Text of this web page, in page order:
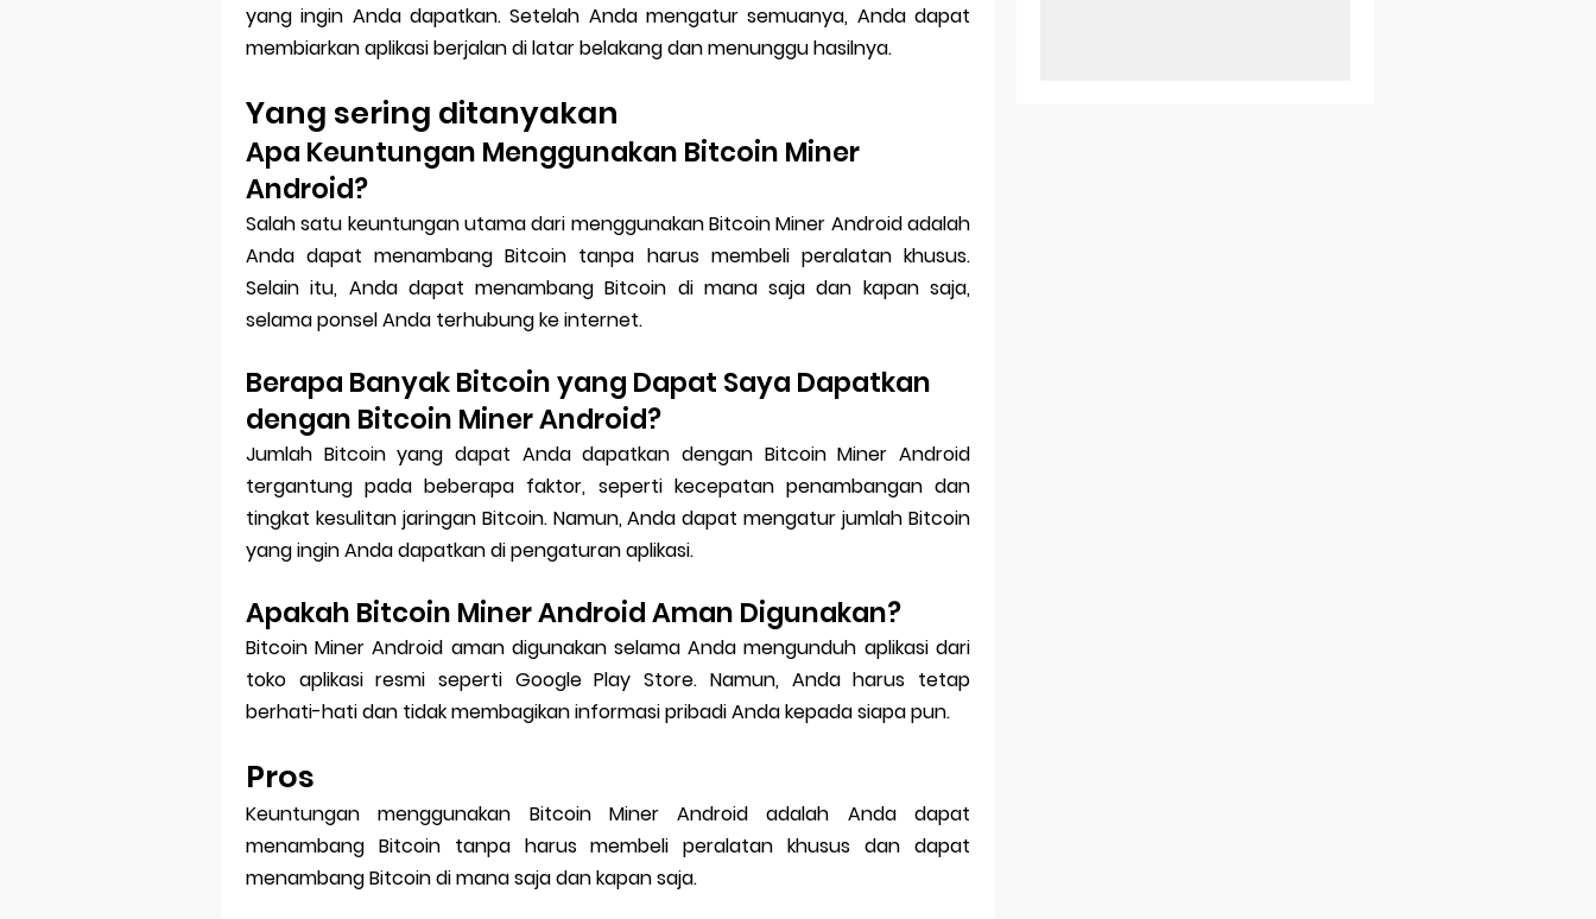
yang ingin Anda dapatkan. Setelah Anda mengatur semuanya, Anda dapat
membiarkan aplikasi berjalan di latar belakang dan menunggu hasilnya.
Yang sering ditanyakan
Apa Keuntungan Menggunakan Bitcoin Miner
Android?
Salah satu keuntungan utama dari menggunakan Bitcoin Miner Android adalah
Anda dapat menambang Bitcoin tanpa harus membeli peralatan khusus.
Selain itu, Anda dapat menambang Bitcoin di mana saja dan kapan saja,
selama ponsel Anda terhubung ke internet.
Berapa Banyak Bitcoin yang Dapat Saya Dapatkan
dengan Bitcoin Miner Android?
Jumlah Bitcoin yang dapat Anda dapatkan dengan Bitcoin Miner Android
tergantung pada beberapa faktor, seperti kecepatan penambangan dan
tingkat kesulitan jaringan Bitcoin. Namun, Anda dapat mengatur jumlah Bitcoin
yang ingin Anda dapatkan di pengaturan aplikasi.
Apakah Bitcoin Miner Android Aman Digunakan?
Bitcoin Miner Android aman digunakan selama Anda mengunduh aplikasi dari
toko aplikasi resmi seperti Google Play Store. Namun, Anda harus tetap
berhati-hati dan tidak membagikan informasi pribadi Anda kepada siapa pun.
Pros
Keuntungan menggunakan Bitcoin Miner Android adalah Anda dapat
menambang Bitcoin tanpa harus membeli peralatan khusus dan dapat
menambang Bitcoin di mana saja dan kapan saja.